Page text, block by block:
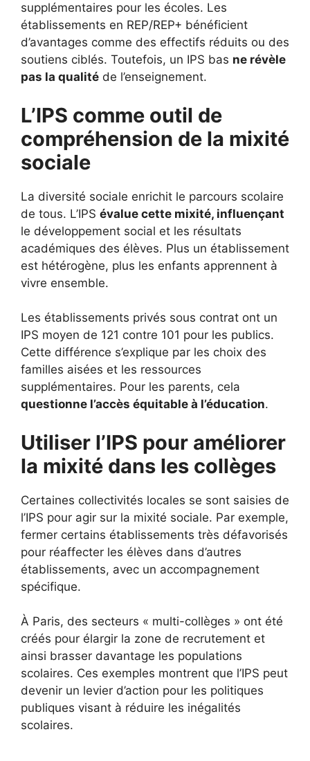
supplémentaires pour les écoles. Les
établissements en REP/REP+ bénéficient
d’avantages comme des effectifs réduits ou des
soutiens ciblés. Toutefois, un IPS bas ne révèle
pas la qualité de l’enseignement.
L’IPS comme outil de
compréhension de la mixité
sociale
La diversité sociale enrichit le parcours scolaire
de tous. L’IPS évalue cette mixité, influençant
le développement social et les résultats
académiques des élèves. Plus un établissement
est hétérogène, plus les enfants apprennent à
vivre ensemble.
Les établissements privés sous contrat ont un
IPS moyen de 121 contre 101 pour les publics.
Cette différence s’explique par les choix des
familles aisées et les ressources
supplémentaires. Pour les parents, cela
questionne l’accès équitable à l’éducation.
Utiliser l’IPS pour améliorer
la mixité dans les collèges
Certaines collectivités locales se sont saisies de
l’IPS pour agir sur la mixité sociale. Par exemple,
fermer certains établissements très défavorisés
pour réaffecter les élèves dans d’autres
établissements, avec un accompagnement
spécifique.
À Paris, des secteurs « multi-collèges » ont été
créés pour élargir la zone de recrutement et
ainsi brasser davantage les populations
scolaires. Ces exemples montrent que l’IPS peut
devenir un levier d’action pour les politiques
publiques visant à réduire les inégalités
scolaires.